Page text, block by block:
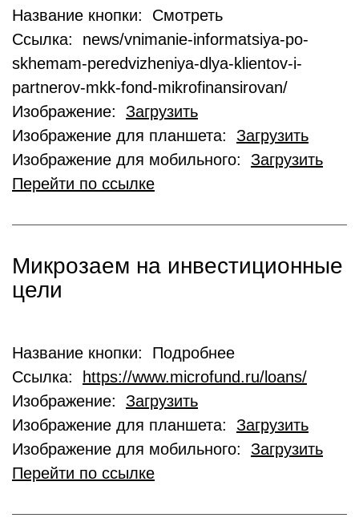
Название кнопки: Смотреть
Ссылка: news/vnimanie-informatsiya-po-
skhemam-peredvizheniya-dlya-klientov-i-
partnerov-mkk-fond-mikrofinansirovan/
Изображение: Загрузить
Изображение для планшета: Загрузить
Изображение для мобильного: Загрузить
Перейти по ссылке
Микрозаем на инвестиционные
цели
Название кнопки: Подробнее
Ссылка:
https://www.microfund.ru/loans/
Изображение: Загрузить
Изображение для планшета: Загрузить
Изображение для мобильного: Загрузить
Перейти по ссылке